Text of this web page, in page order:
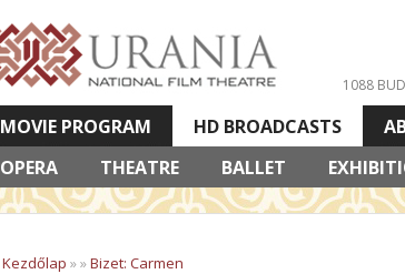
1088
MOVIE PROGRAM
HD BROADCASTS
OPERA
THEATRE BALLET
VETÍTETT KÉPES ELŐADÁSOK
Kezdőlap »»Bizet: Carmen